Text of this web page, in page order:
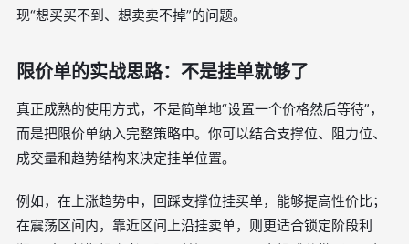
现“想买买不到、想卖卖不掉”的问题。
限价单的实战思路：不是挂单就够了
真正成熟的使用方式，不是简单地“设置一个价格然后等待”，
而是把限价单纳入完整策略中。你可以结合支撑位、阻力位、
成交量和趋势结构来决定挂单位置。
例如，在上涨趋势中，回踩支撑位挂买单，能够提高性价比；
在震荡区间内，靠近区间上沿挂卖单，则更适合锁定阶段利